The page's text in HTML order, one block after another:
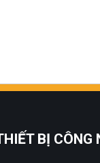
BỊ CÔNG